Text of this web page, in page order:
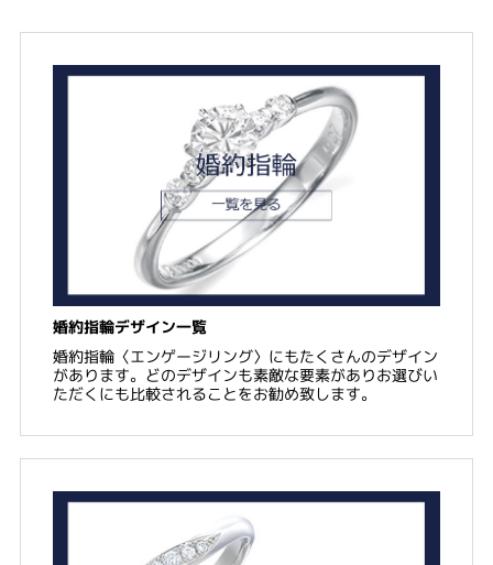
婚約指輪デザイン一覧
婚約指輪〈エンゲージリング〉にもたくさんのデザイン
があります。どのデザインも素敵な要素がありお選びい
ただくにも比較されることをお勧め致します。